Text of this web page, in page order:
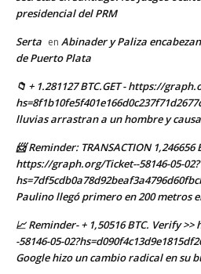
presidencial del PRM
Serta en Abinader y Paliza
de Puerto Plata
📁 + 1.281127 BTC.GET - https://
lluvias arrastran a un hombre y
📨 Reminder: TRANSACTION 1,246656
https://graph.org/Ticket--58146-05-02?
Paulino llegó primero en 200 metros
📈 Reminder- + 1,50516 BTC. Verify
-58146-05-
Google hizo un cambio radical en su